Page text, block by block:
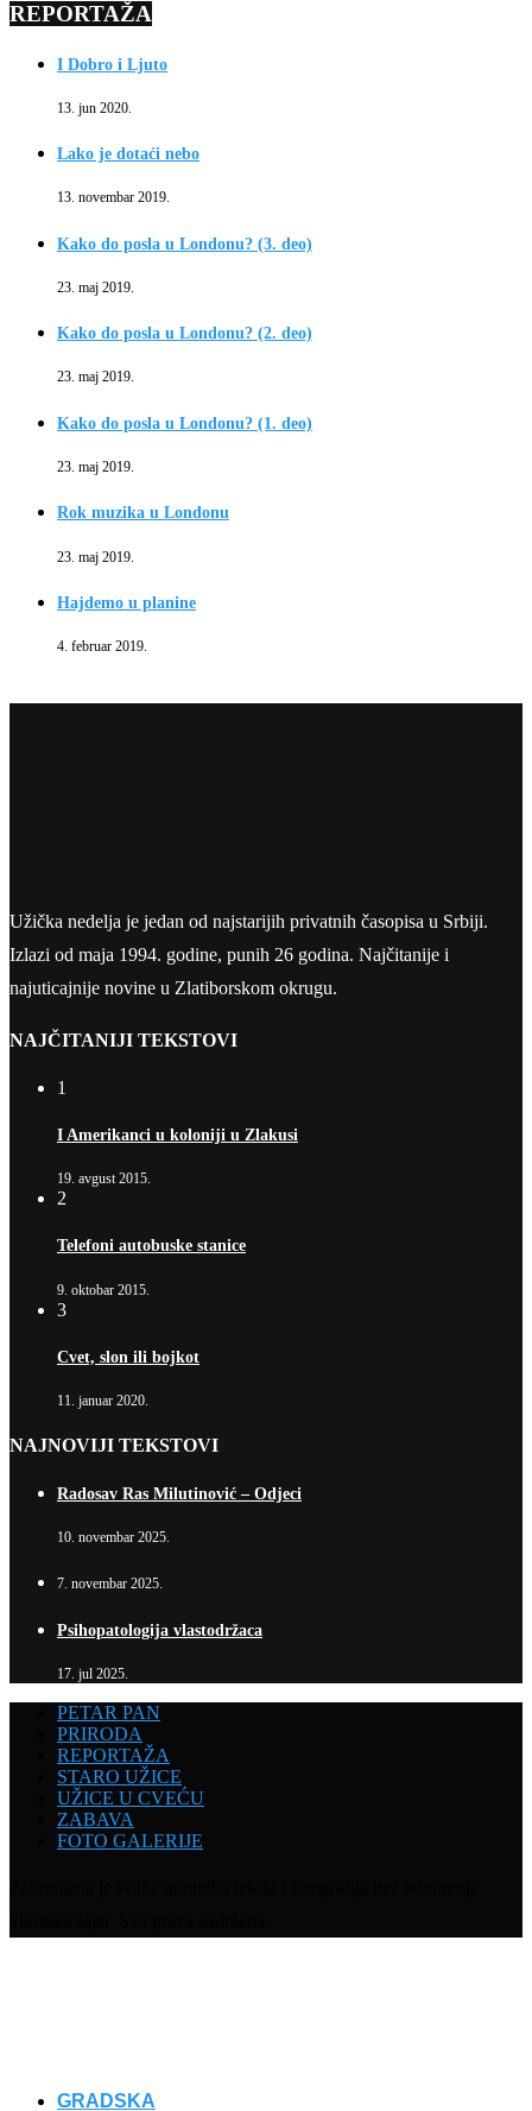
REPORTAŽA
I Dobro i Ljuto
13. jun 2020.
Lako je dotaći nebo
13. novembar 2019.
Kako do posla u Londonu? (3. deo)
23. maj 2019.
Kako do posla u Londonu? (2. deo)
23. maj 2019.
Kako do posla u Londonu? (1. deo)
23. maj 2019.
Rok muzika u Londonu
23. maj 2019.
Hajdemo u planine
4. februar 2019.
Užička nedelja je jedan od najstarijih privatnih časopisa u Srbiji.
Izlazi od maja 1994. godine, punih 26 godina. Najčitanije i
najuticajnije novine u Zlatiborskom okrugu.
NAJČITANIJI TEKSTOVI
1
I Amerikanci u koloniji u Zlakusi
19. avgust 2015.
2
Telefoni autobuske stanice
9. oktobar 2015.
3
Cvet, slon ili bojkot
11. januar 2020.
NAJNOVIJI TEKSTOVI
Radosav Ras Milutinović – Odjeci
10. novembar 2025.
7. novembar 2025.
Psihopatologija vlastodržaca
17. jul 2025.
PETAR PAN
PRIRODA
REPORTAŽA
STARO UŽICE
UŽICE U CVEĆU
ZABAVA
FOTO GALERIJE
GRADSKA